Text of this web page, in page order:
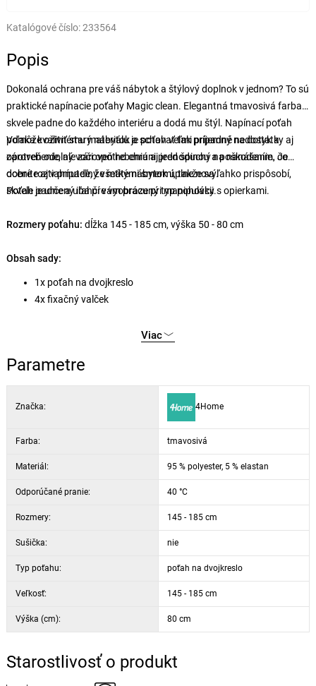
Katalógové číslo:233564
Popis
Dokonalá ochrana pre váš nábytok a štýlový doplnok v jednom? To sú
praktické napínacie poťahy Magic clean. Elegantná tmavosivá farba
skvele padne do každého interiéru a dodá mu štýl. Napínací poťah
pomôže oživiť starý nábytok a schovať tak prípadné nedostatky aj
opotrebenie, ale zároveň ho chráni pred špinou a poškodením, čo
oceníte aj v prípade, že máte nábytok úplne nový.
Vďaka kvalitnému materiálu je poťah veľmi príjemný na dotyk a
zároveň odolný voči opotrebeniu aj jednoduchý na nanášanie. Je
dobre roztiahnuteľný všetkými smermi, takže sa ľahko prispôsobí,
skvele padne a uľahčí vám prácu pri manipulácii.
Poťah je určený iba pre vyobrazený typ pohovky s opierkami.
Rozmery poťahu: dĺžka 145 - 185 cm, výška 50 - 80 cm
Obsah sady:
1x poťah na dvojkreslo
4x fixačný valček
Viac
Parametre
Značka: 4Home
Farba: tmavosivá
Materiál: 95 % polyester, 5 % elastan
Odporúčané pranie: 40 °C
Rozmery: 145 - 185 cm
Sušička: nie
Typ poťahu: poťah na dvojkreslo
Veľkosť: 145 - 185 cm
Výška (cm): 80 cm
Starostlivosť o produkt